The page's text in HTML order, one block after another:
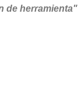
de herramienta"